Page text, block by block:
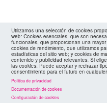
Utilizamos una selección de cookies
web: Cookies esenciales, que son
funcionales, que proporcionan una
cookies de rendimiento, que utilizamos
estadísticas del sitio web; y cookies de
contenido y publicidad relevantes. Si
las cookies. Puede aceptar y rechazar
consentimiento para el futuro en
Política de privacidad
Documentación de cookies
Configuración de cookies